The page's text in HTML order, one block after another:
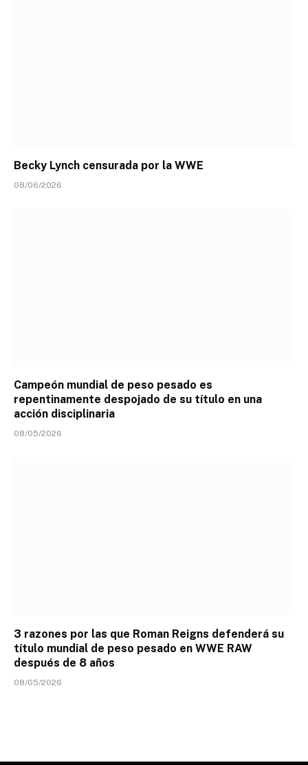
Becky Lynch censurada por la WWE
08/06/2026
Campeón mundial de peso pesado es
repentinamente despojado de su título en una
acción disciplinaria
08/05/2026
3 razones por las que Roman Reigns defenderá su
título mundial de peso pesado en WWE RAW
después de 8 años
08/05/2026